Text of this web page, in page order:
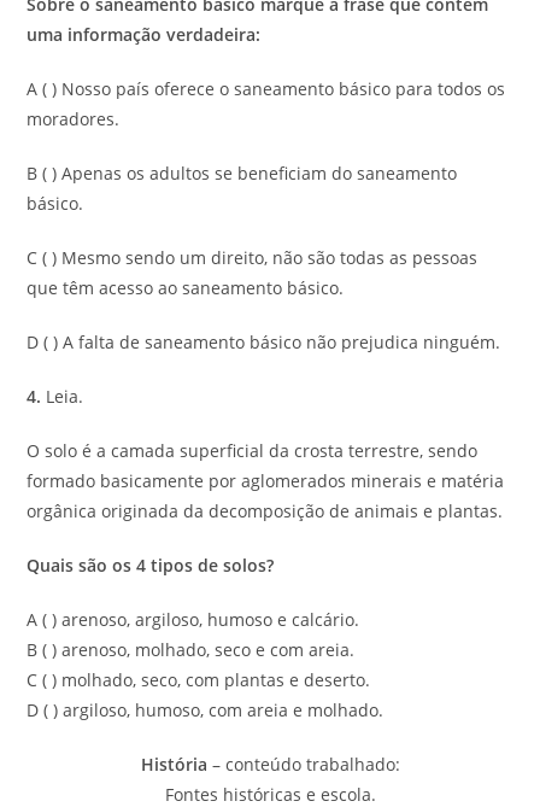
uma informação verdadeira:
A ( ) Nosso país oferece o saneamento básico para todos os
moradores.
B ( ) Apenas os adultos se beneficiam do saneamento
básico.
C ( ) Mesmo sendo um direito, não são todas as pessoas
que têm acesso ao saneamento básico.
D ( ) A falta de saneamento básico não prejudica ninguém.
4. Leia.
O solo é a camada superficial da crosta terrestre, sendo
formado basicamente por aglomerados minerais e matéria
orgânica originada da decomposição de animais e plantas.
Quais são os 4 tipos de solos?
A ( ) arenoso, argiloso, humoso e calcário.
B ( ) arenoso, molhado, seco e com areia.
C ( ) molhado, seco, com plantas e deserto.
D ( ) argiloso, humoso, com areia e molhado.
História – conteúdo trabalhado:
Fontes históricas e escola.